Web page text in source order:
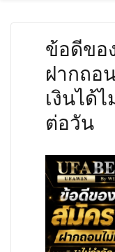
ข้อดีขอ
ฝากถอ
เงินได้
ต่อวัน